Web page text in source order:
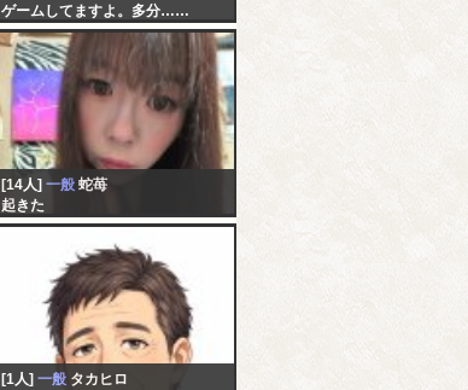
ゲームしてますよ。多分……
[14人] 一般 蛇苺
起きた
[1人] 一般 タカヒロ